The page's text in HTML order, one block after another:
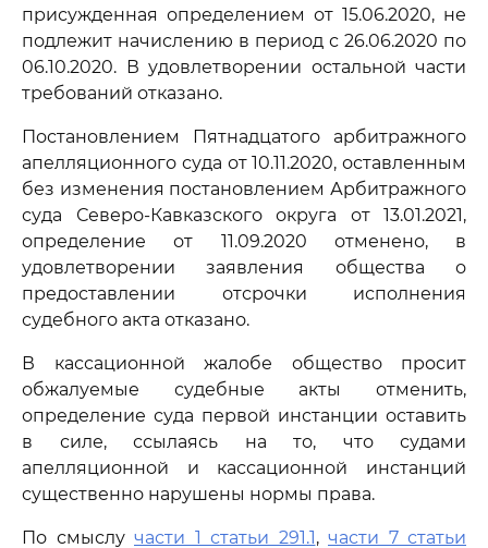
присужденная определением от 15.06.2020, не
подлежит начислению в период с 26.06.2020 по
06.10.2020. В удовлетворении остальной части
требований отказано.
Постановлением Пятнадцатого арбитражного
апелляционного суда от 10.11.2020, оставленным
без изменения постановлением Арбитражного
суда Северо-Кавказского округа от 13.01.2021,
определение от 11.09.2020 отменено, в
удовлетворении заявления общества о
предоставлении отсрочки исполнения
судебного акта отказано.
В кассационной жалобе общество просит
обжалуемые судебные акты отменить,
определение суда первой инстанции оставить
в силе, ссылаясь на то, что судами
апелляционной и кассационной инстанций
существенно нарушены нормы права.
По смыслу части 1 статьи 291.1, части 7 статьи